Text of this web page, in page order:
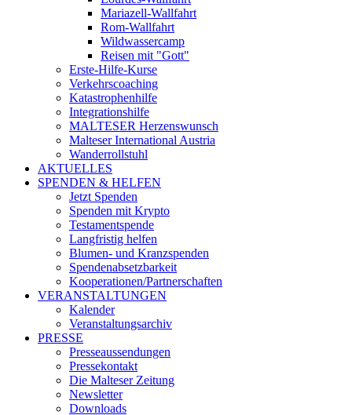
Mariazell-Wallfahrt
Rom-Wallfahrt
Wildwassercamp
Reisen mit "Gott"
Erste-Hilfe-Kurse
Verkehrscoaching
Katastrophenhilfe
Integrationshilfe
MALTESER Herzenswunsch
Malteser International Austria
Wanderrollstuhl
AKTUELLES
SPENDEN & HELFEN
Jetzt Spenden
Spenden mit Krypto
Testamentspende
Langfristig helfen
Blumen- und Kranzspenden
Spendenabsetzbarkeit
Kooperationen/Partnerschaften
VERANSTALTUNGEN
Kalender
Veranstaltungsarchiv
PRESSE
Presseaussendungen
Pressekontakt
Die Malteser Zeitung
Newsletter
Downloads